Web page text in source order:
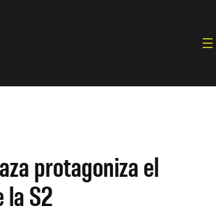
protagoniza el
la S2